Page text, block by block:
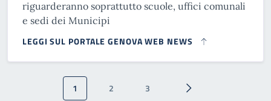
riguarderanno soprattutto scuole, uffici comunali
e sedi dei Municipi
LEGGI SUL PORTALE GENOVA WEB NEWS
Paginazione
Pagina attuale
1 Pagina
2 Pagina
3 Pagina successiva